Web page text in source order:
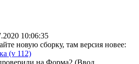
10:06:35
новую сборку, там версия новее:
(v 112)